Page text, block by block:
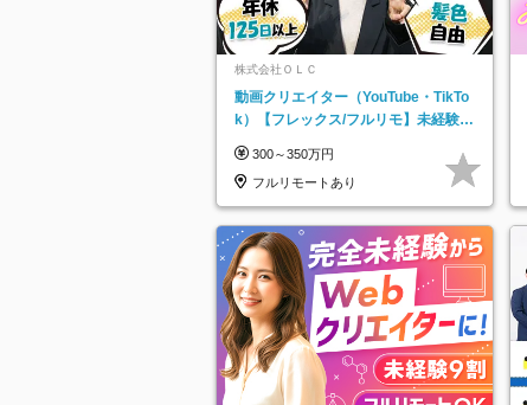
株式会社ＯＬＣ
動画クリエイター（YouTube・TikTo
k）【フレックス/フルリモ】未経験O
300～350万円
フルリモートあり